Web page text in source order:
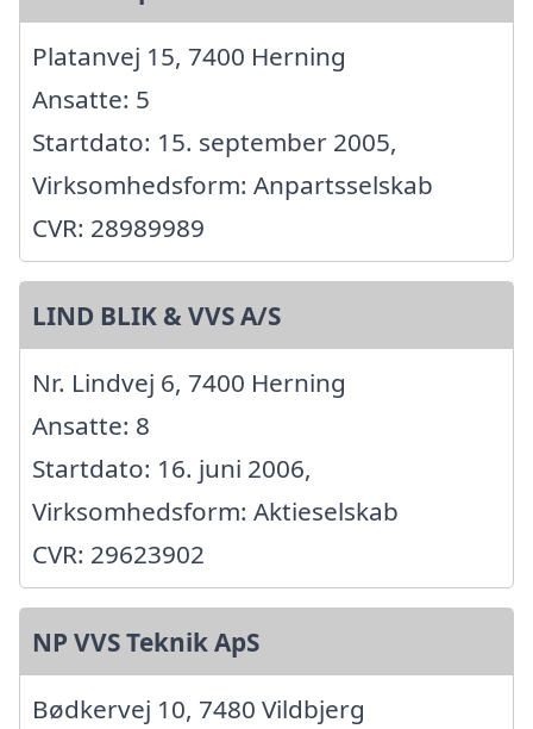
Platanvej 15, 7400 Herning
Ansatte: 5
Startdato: 15. september 2005,
Virksomhedsform: Anpartsselskab
CVR: 28989989
LIND BLIK & VVS A/S
Nr. Lindvej 6, 7400 Herning
Ansatte: 8
Startdato: 16. juni 2006,
Virksomhedsform: Aktieselskab
CVR: 29623902
NP VVS Teknik ApS
Bødkervej 10, 7480 Vildbjerg